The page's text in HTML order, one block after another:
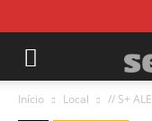
Início Local // S+